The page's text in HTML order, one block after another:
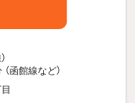
（函館線など）